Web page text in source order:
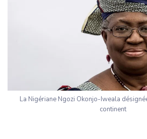
La Nigériane Ngozi Okonjo-Iweala
continent